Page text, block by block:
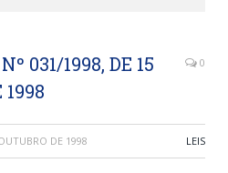
031/1998, DE 15
1998
0
DE 1998 LEIS